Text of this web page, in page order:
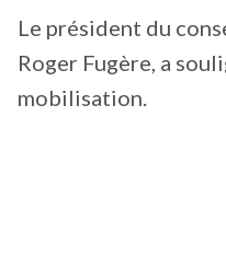
Le président du
Roger Fugère, a
mobilisation.